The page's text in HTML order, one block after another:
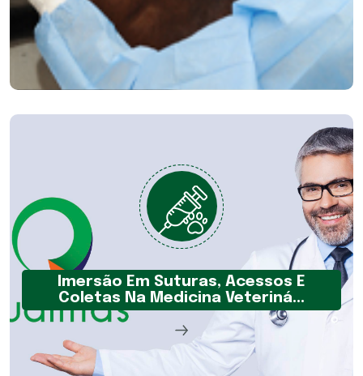
Imersão Em Suturas, Acessos E
Coletas Na Medicina Veteriná...